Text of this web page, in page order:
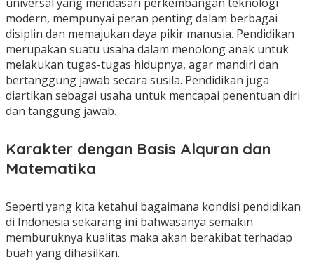
modern, mempunyai peran penting dalam berbagai
disiplin dan memajukan daya pikir manusia. Pendidikan
merupakan suatu usaha dalam menolong anak untuk
melakukan tugas-tugas hidupnya, agar mandiri dan
bertanggung jawab secara susila. Pendidikan juga
diartikan sebagai usaha untuk mencapai penentuan diri
dan tanggung jawab.
Karakter dengan Basis Alquran dan
Matematika
Seperti yang kita ketahui bagaimana kondisi pendidikan
di Indonesia sekarang ini bahwasanya semakin
memburuknya kualitas maka akan berakibat terhadap
buah yang dihasilkan.